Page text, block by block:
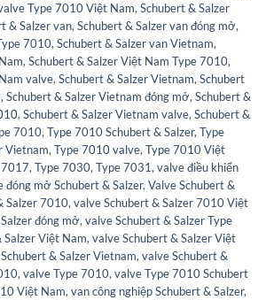
Type 7010 Việt Nam,Schubert & Salzer
& Salzer van,Schubert & Salzer van đóng mở,
7010,Schubert & Salzer van Vietnam,
,Schubert & Salzer Việt Nam Type 7010,
valve,Schubert & Salzer Vietnam,Schubert
,Schubert & Salzer Vietnam đóng mở,Schubert &
,Schubert & Salzer Vietnam valve,Schubert &
7010,Type 7010 Schubert & Salzer,Type
Vietnam,Type 7010 valve,Type 7010 Việt
,Type 7030,Type 7031,valve điều khiển
đóng mở Schubert & Salzer,Valve Schubert &
Salzer 7010,valve Schubert & Salzer 7010 Việt
đóng mở,valve Schubert & Salzer Type
Salzer Việt Nam,valve Schubert & Salzer Việt
& Salzer Vietnam,valve Schubert &
,valve Type 7010,valve Type 7010 Schubert
Việt Nam,van công nghiệp Schubert & Salzer,